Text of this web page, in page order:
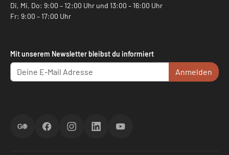
Di, Mi, Do: 9:00 – 12:00 Uhr und 13:00 – 16:00 Uhr
Fr: 9:00 – 17:00 Uhr
Mit unserem Newsletter bleibst du informiert
Anmelden
ScoreGOFacebookInstagramLinkedInYouTube